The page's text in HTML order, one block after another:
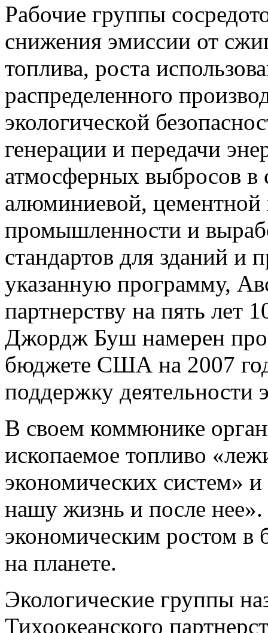
Рабочие группы
снижения эмиссии от
топлива, роста
распределенного
экологической
генерации и передачи
атмосферных выбросов в
алюминиевой,
промышленности и
стандартов для зданий и
указанную программу,
партнерству на пять лет
Джордж Буш намерен
бюджете США на 2007
поддержку деятельности
В своем коммюнике
ископаемое топливо
экономических систем»
нашу жизнь и после нее».
экономическим ростом в
на планете.
Экологические группы
Тихоокеанского